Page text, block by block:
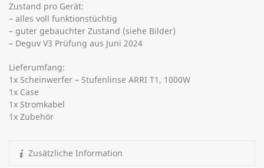
Zustand pro Gerät:
– alles voll funktionstüchtig
– guter gebauchter Zustand (siehe Bilder)
– Deguv V3 Prüfung aus Juni 2024
Lieferumfang:
1x Scheinwerfer – Stufenlinse ARRI T1, 1000W
1x Case
1x Stromkabel
1x Zubehör
Zusätzliche Information